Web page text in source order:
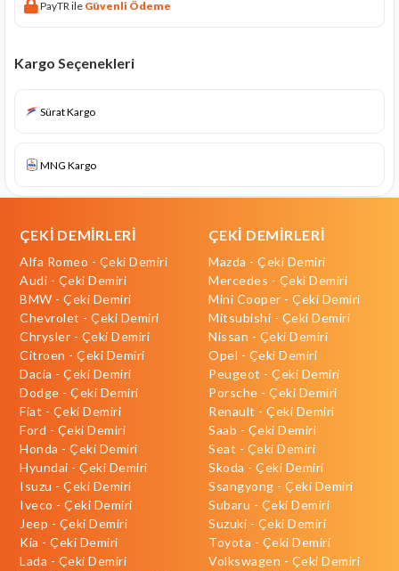
PayTR ile Güvenli Ödeme
Kargo Seçenekleri
Sürat Kargo
MNG Kargo
ÇEKİ DEMİRLERİ
Alfa Romeo - Çeki Demiri
Audi - Çeki Demiri
BMW - Çeki Demiri
Chevrolet - Çeki Demiri
Chrysler - Çeki Demiri
Citroen - Çeki Demiri
Dacia - Çeki Demiri
Dodge - Çeki Demiri
Fiat - Çeki Demiri
Ford - Çeki Demiri
Honda - Çeki Demiri
Hyundai - Çeki Demiri
Isuzu - Çeki Demiri
Iveco - Çeki Demiri
Jeep - Çeki Demiri
Kia - Çeki Demiri
Lada - Çeki Demiri
ÇEKİ DEMİRLERİ
Mazda - Çeki Demiri
Mercedes - Çeki Demiri
Mini Cooper - Çeki Demiri
Mitsubishi - Çeki Demiri
Nissan - Çeki Demiri
Opel - Çeki Demiri
Peugeot - Çeki Demiri
Porsche - Çeki Demiri
Renault - Çeki Demiri
Saab - Çeki Demiri
Seat - Çeki Demiri
Skoda - Çeki Demiri
Ssangyong - Çeki Demiri
Subaru - Çeki Demiri
Suzuki - Çeki Demiri
Toyota - Çeki Demiri
Volkswagen - Çeki Demiri